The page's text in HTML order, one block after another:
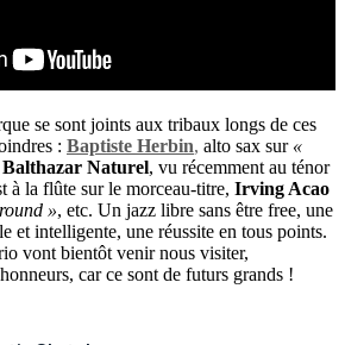
se sont joints aux tribaux longs de ces
: Baptiste Herbin, alto sax sur «
Balthazar Naturel, vu récemment au ténor
à la flûte sur le morceau-titre, Irving Acao
», etc. Un jazz libre sans être free, une
et intelligente, une réussite en tous points.
vont bientôt venir nous visiter,
car ce sont de futurs grands !